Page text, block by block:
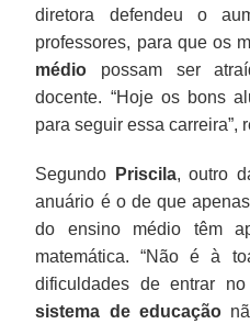
diretora defendeu o
professores, para que os
médio possam ser
docente. “Hoje os bons
para seguir essa carreira”,
Segundo Priscila, outro
anuário é o de que
do ensino médio têm
matemática. “Não é à
dificuldades de entrar
sistema de educação